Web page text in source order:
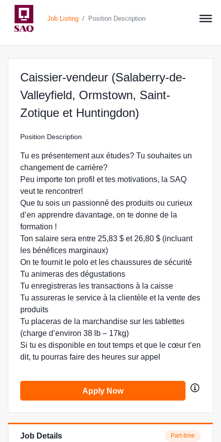
Job Listing / Position Description
Caissier-vendeur (Salaberry-de-
Valleyfield, Ormstown, Saint-
Zotique et Huntingdon)
Position Description
Tu es présentement aux études? Tu souhaites un
changement de carrière?
Peu importe ton profil et tes motivations, la SAQ
veut te rencontrer!
Que tu sois un passionné des produits ou curieux
d’en apprendre davantage, on te donne de la
formation !
Ton salaire sera entre 25,83 $ et 26,80 $ (incluant
les bénéfices marginaux)
On te fournit le polo et les chaussures de sécurité
Tu animeras des dégustations
Tu enregistreras les transactions à la caisse
Tu assureras le service à la clientèle et la vente des
produits
Tu placeras de la marchandise sur les tablettes
(charge d’environ 38 lb – 17kg)
Si tu es disponible en tout temps et que le cœur t’en
dit, tu pourras faire des heures sur appel
Apply Now
Job Details Part-time